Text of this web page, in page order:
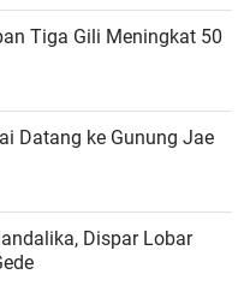
Tiga Gili Meningkat 50
Datang ke Gunung Jae
Dispar Lobar